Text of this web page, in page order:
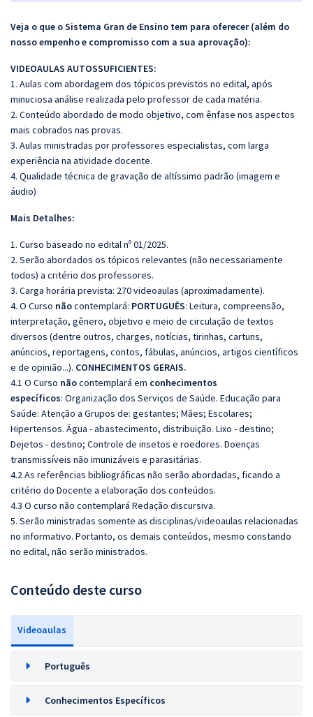
Veja o que o Sistema Gran de Ensino tem para oferecer (além do
nosso empenho e compromisso com a sua aprovação):
VIDEOAULAS AUTOSSUFICIENTES:
1. Aulas com abordagem dos tópicos previstos no edital, após
minuciosa análise realizada pelo professor de cada matéria.
2. Conteúdo abordado de modo objetivo, com ênfase nos aspectos
mais cobrados nas provas.
3. Aulas ministradas por professores especialistas, com larga
experiência na atividade docente.
4. Qualidade técnica de gravação de altíssimo padrão (imagem e
áudio)
Mais Detalhes:
1. Curso baseado no edital nº 01/2025.
2. Serão abordados os tópicos relevantes (não necessariamente
todos) a critério dos professores.
3. Carga horária prevista: 270 videoaulas (aproximadamente).
4. O Curso nãocontemplará: PORTUGUÊS: Leitura, compreensão,
interpretação, gênero, objetivo e meio de circulação de textos
diversos (dentre outros, charges, notícias, tirinhas, cartuns,
anúncios, reportagens, contos, fábulas, anúncios, artigos científicos
e de opinião...). CONHECIMENTOS GERAIS.
4.1 O Curso nãocontemplará em conhecimentos
específicos: Organização dos Serviços de Saúde. Educação para
Saúde: Atenção a Grupos de: gestantes; Mães; Escolares;
Hipertensos. Água - abastecimento, distribuição. Lixo - destino;
Dejetos - destino; Controle de insetos e roedores. Doenças
transmissíveis não imunizáveis e parasitárias.
4.2 As referências bibliográficas não serão abordadas, ficando a
critério do Docente a elaboração dos conteúdos.
4.3 O curso não contemplará Redação discursiva.
5. Serão ministradas somente as disciplinas/videoaulas relacionadas
no informativo. Portanto, os demais conteúdos, mesmo constando
no edital, não serão ministrados.
Conteúdo deste curso
Videoaulas
Português
Conhecimentos Específicos